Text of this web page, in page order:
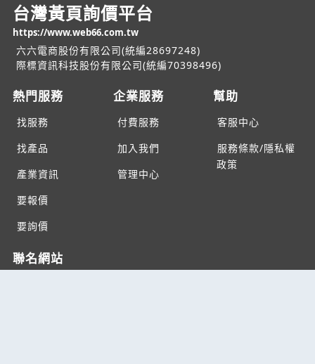
台灣黃頁詢價平台
https://www.web66.com.tw
六六電商股份有限公司(統編28697248)
際標資訊科技股份有限公司(統編70398496)
熱門服務
找服務
找產品
產業資訊
要報價
要詢價
企業服務
付費服務
加入我們
管理中心
幫助
客服中心
服務條款/隱私權
政策
聯名網站